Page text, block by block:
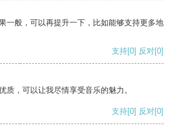
一般，可以再提升一下，比如能够支持更多地
支持[0] 反对[0]
质，可以让我尽情享受音乐的魅力。
支持[0] 反对[0]